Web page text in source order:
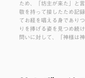
ため、「坊主が来た」と
敬を持って接したため記
てお経を唱える身であり
りを捧げる姿を見つめ続
問いに対して、「神様は